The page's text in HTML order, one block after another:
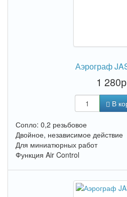
Аэрограф
1
В
Сопло: 0,2 резьбовое
Двойное, независимое действие
Для миниатюрных работ
Функция Air Control